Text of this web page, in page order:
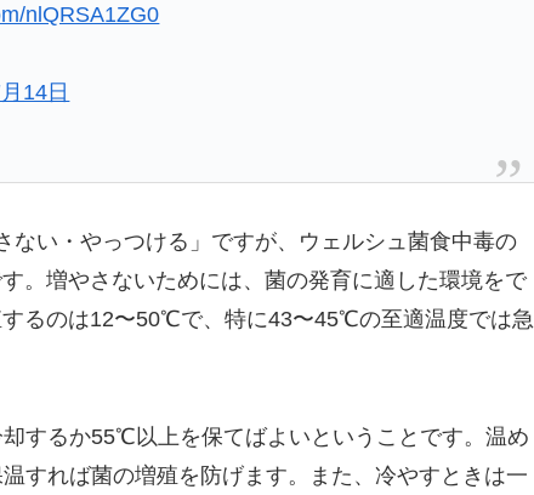
nlQRSA1ZG0
14日
い・やっつける」ですが、ウェルシュ菌食中毒の
。増やさないためには、菌の発育に適した環境をで
るのは12〜50℃で、特に43〜45℃の至適温度では急
するか55℃以上を保てばよいということです。温め
すれば菌の増殖を防げます。また、冷やすときは一